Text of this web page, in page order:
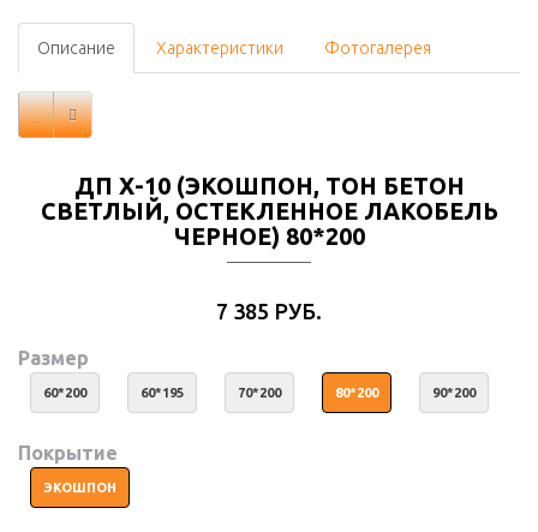
Описание Характеристики Фотогалерея
ДП Х-10 (ЭКОШПОН, ТОН БЕТОН
СВЕТЛЫЙ, ОСТЕКЛЕННОЕ ЛАКОБЕЛЬ
ЧЕРНОЕ) 80*200
7 385 РУБ.
Размер
60*200 60*195 70*200 80*200 90*200
Покрытие
ЭКОШПОН